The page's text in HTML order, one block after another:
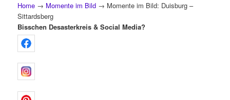
Home → Momente im Bild → Momente im Bild: Duisburg –
Sittardsberg
Bisschen Desasterkreis & Social Media?